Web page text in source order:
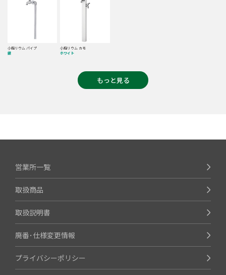
小庭リウム パイプ
銀
小庭リウム カモ
ホワイト
もっと見る
営業所一覧
取扱商品
取扱説明書
廃番･仕様変更情報
プライバシーポリシー